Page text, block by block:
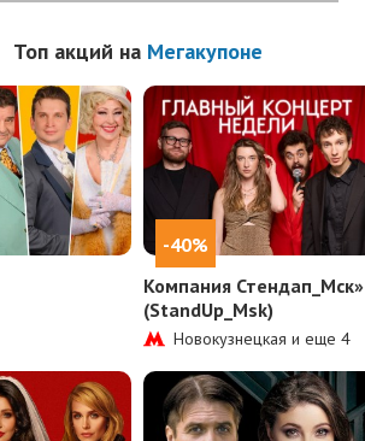
Топ акций на Мегакупоне
-40%
Компания Стендап_Мск»
(StandUp_Msk)
Новокузнецкая и еще 4